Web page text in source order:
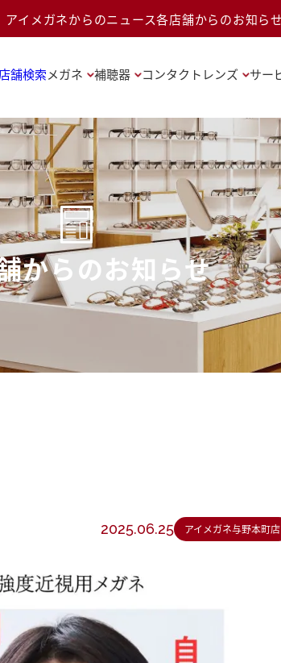
アイメガネからのニュース各店舗からのお知らせ
店舗検索メガネ 補聴器 コンタクトレンズ サー
からのお知らせ
2025.06.25 アイメガネ与野本町店